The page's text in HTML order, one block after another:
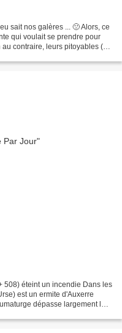
sait nos galères ... 🙁 Alors, ce
qui voulait se prendre pour
contraire, leurs pitoyables (
508) éteint un incendie Dans les
est un ermite d'Auxerre
dépasse largement la